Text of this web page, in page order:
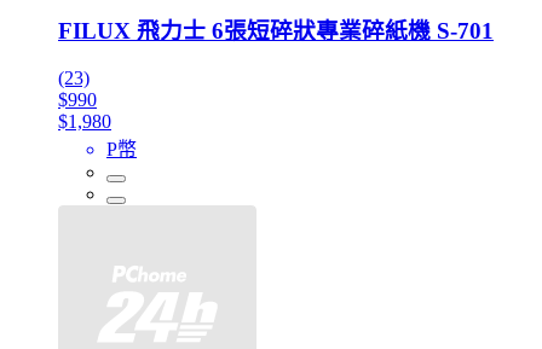
FILUX 飛力士 6張短碎狀專業碎紙機 S-701
(23)
$990
$1,980
P幣